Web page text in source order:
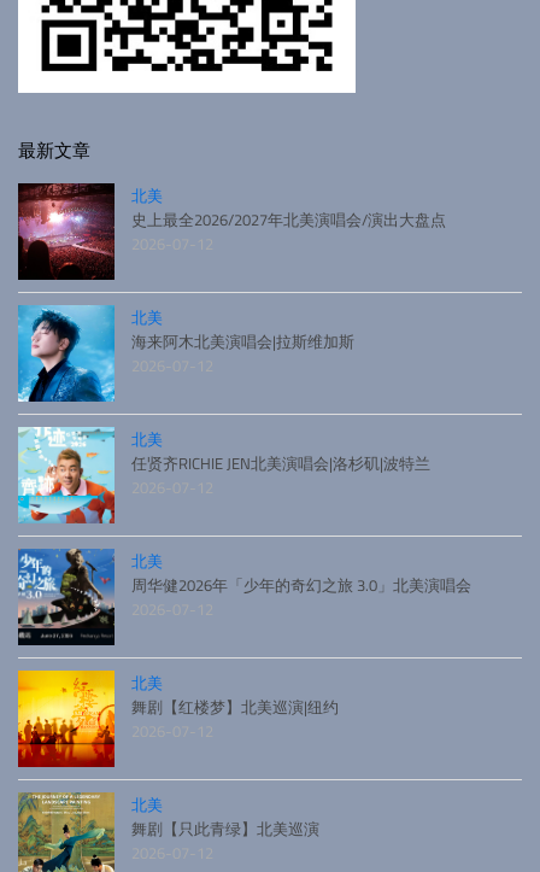
最新文章
北美
史上最全2026/2027年北美演唱会/演出大盘点
2026-07-12
北美
海来阿木北美演唱会|拉斯维加斯
2026-07-12
北美
任贤齐RICHIE JEN北美演唱会|洛杉矶|波特兰
2026-07-12
北美
周华健2026年「少年的奇幻之旅 3.0」北美演唱会
2026-07-12
北美
舞剧【红楼梦】北美巡演|纽约
2026-07-12
北美
舞剧【只此青绿】北美巡演
2026-07-12